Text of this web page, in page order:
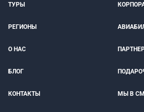
ТУРЫ
РЕГИОНЫ
О НАС
БЛОГ
КОНТАКТЫ МЫ В